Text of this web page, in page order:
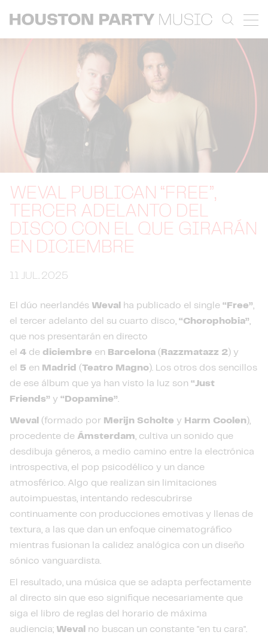
WEVAL PUBLICAN “FREE”,
TERCER ADELANTO DEL
DISCO CON EL QUE GIRARÁN
EN DICIEMBRE
11 JUL. 2025
El dúo neerlandés Weval ha publicado el single “Free”,
el tercer adelanto del su cuarto disco, “Chorophobia”,
que nos presentarán en directo
el 4 de diciembre en Barcelona ( Razzmatazz 2) y
el 5 en Madrid (Teatro Magno). Los otros dos sencillos
de ese álbum que ya han visto la luz son “Just
Friends” y “Dopamine”.
Weval (formado por Merijn Scholte y Harm Coolen),
procedente de Ámsterdam, cultiva un sonido que
desdibuja géneros, a medio camino entre la electrónica
introspectiva, el pop psicodélico y un dance
atmosférico. Algo que realizan sin limitaciones
autoimpuestas, intentando redescubrirse
continuamente con producciones emotivas y llenas de
textura, a las que dan un enfoque cinematográfico
mientras fusionan la calidez analógica con un diseño
sónico vanguardista.
El resultado, una música que se adapta perfectamente
al directo sin que eso signifique necesariamente que
siga el libro de reglas del horario de máxima
audiencia; Weval no buscan un constante "en tu cara".